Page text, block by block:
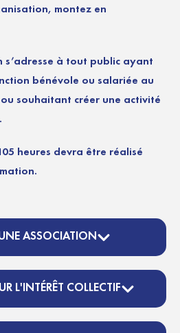
montez en
à tout public ayant
bénévole ou salariée au
souhaitant créer une activité
heures devra être réalisé
ASSOCIATION
L'INTÉRÊT COLLECTIF